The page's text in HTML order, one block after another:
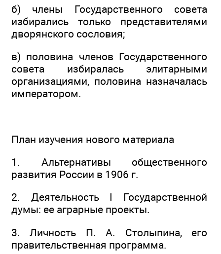
б) члены Государственного совета
избирались только представителями
дворянского сословия;
в) половина членов Государственного
совета избиралась элитарными
организациями, половина назначалась
императором.
План изучения нового материала
1. Альтернативы общественного
развития России в 1906 г.
2. Деятельность I Государственной
думы: ее аграрные проекты.
3. Личность П. А. Столыпина, его
правительственная программа.